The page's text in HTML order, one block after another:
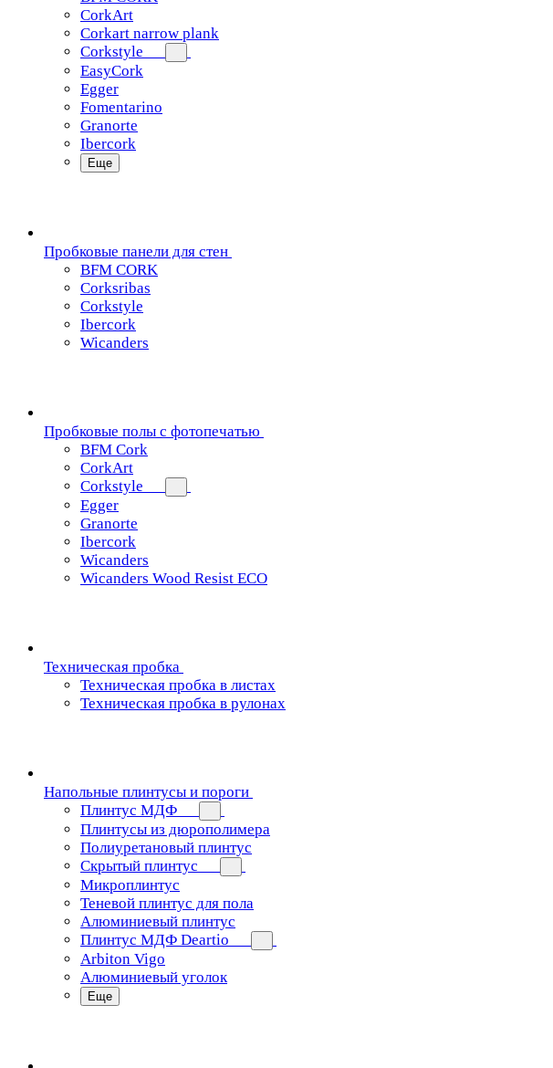
CorkArt
Corkart narrow plank
Corkstyle
EasyCork
Egger
Fomentarino
Granorte
Ibercork
Еще
Пробковые панели для стен
BFM CORK
Corksribas
Corkstyle
Ibercork
Wicanders
Пробковые полы с фотопечатью
BFM Cork
CorkArt
Corkstyle
Egger
Granorte
Ibercork
Wicanders
Wicanders Wood Resist ECO
Техническая пробка
Техническая пробка в листах
Техническая пробка в рулонах
Напольные плинтусы и пороги
Плинтус МДФ
Плинтусы из дюрополимера
Полиуретановый плинтус
Скрытый плинтус
Микроплинтус
Теневой плинтус для пола
Алюминиевый плинтус
Плинтус МДФ Deartio
Arbiton Vigo
Алюминиевый уголок
Еще